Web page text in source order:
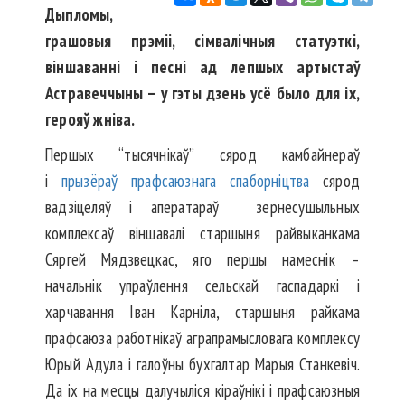
Дыпломы,
грашовыя прэміі, сімвалічныя статуэткі,
віншаванні і песні ад лепшых артыстаў
Астравеччыны – у гэты дзень усё было для іх,
герояў жніва.
Першых “тысячнікаў” сярод камбайнераў
і прызёраў прафсаюзнага спаборніцтва сярод
вадзіцеляў і аператараў зернесушыльных
комплексаў віншавалі старшыня райвыканкама
Сяргей Мядзвецкас, яго першы намеснік –
начальнік упраўлення сельскай гаспадаркі і
харчавання Іван Карніла, старшыня райкама
прафсаюза работнікаў аграпрамысловага комплексу
Юрый Адула і галоўны бухгалтар Марыя Станкевіч.
Да іх на месцы далучыліся кіраўнікі і прафсаюзныя